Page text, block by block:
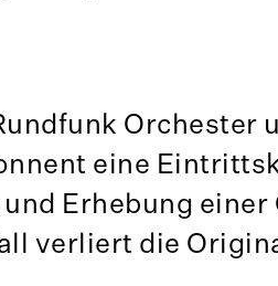
Orchester
eine
Erhebung
verliert die